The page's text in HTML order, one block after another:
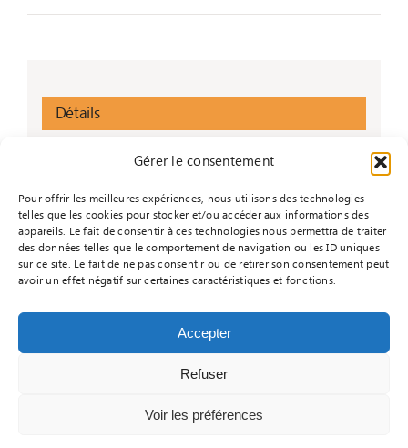
Gérer le consentement
Pour offrir les meilleures expériences, nous utilisons des technologies
telles que les cookies pour stocker et/ou accéder aux informations des
appareils. Le fait de consentir à ces technologies nous permettra de traiter
des données telles que le comportement de navigation ou les ID uniques
sur ce site. Le fait de ne pas consentir ou de retirer son consentement peut
avoir un effet négatif sur certaines caractéristiques et fonctions.
Accepter
Refuser
Voir les préférences
Détails
Fin :
19 janvier 2025
Catégorie d’Évènement:
Sem AB
Mentions légales|Politique de confidentialité